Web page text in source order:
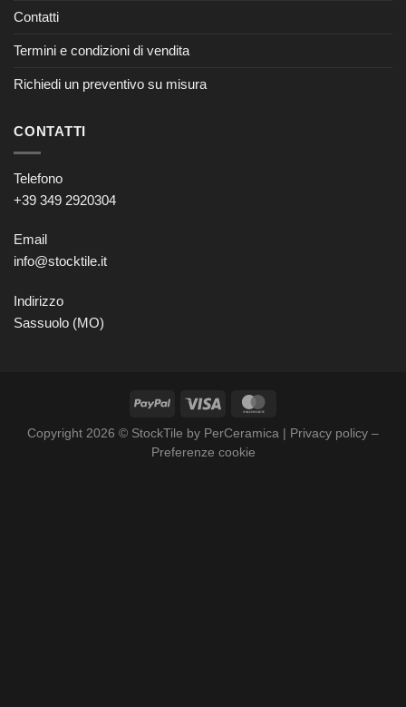
Contatti
Termini e condizioni di vendita
Richiedi un preventivo su misura
CONTATTI
Telefono
+39 349 2920304
Email
info@stocktile.it
Indirizzo
Sassuolo (MO)
Copyright 2026 © StockTile by PerCeramica | Privacy policy –
Preferenze cookie